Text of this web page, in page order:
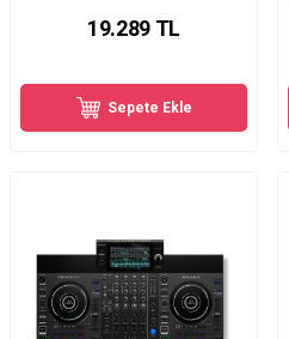
19.289TL
Sepete Ekle